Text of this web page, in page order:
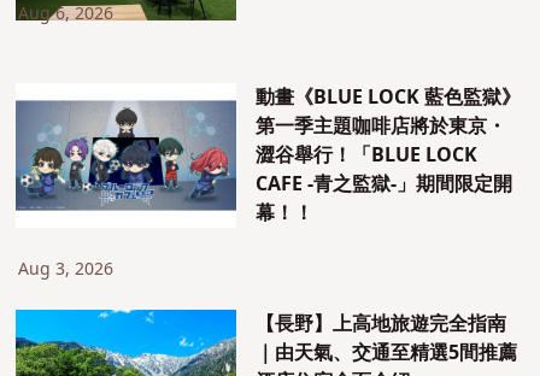
Aug 6, 2026
動畫《BLUE LOCK 藍色監獄》
第一季主題咖啡店將於東京・
澀谷舉行！「BLUE LOCK
CAFE -青之監獄-」期間限定開
幕！！
Aug 3, 2026
【長野】上高地旅遊完全指南
｜由天氣、交通至精選5間推薦